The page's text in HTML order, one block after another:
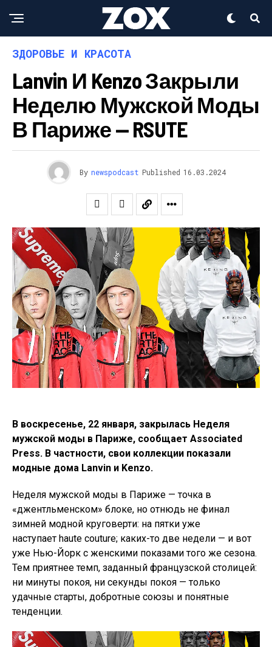
ЗДОРОВЬЕ И КРАСОТА
Lanvin И Kenzo Закрыли
Неделю Мужской Моды
В Париже — RSUTE
By newspodcast Published 16.03.2024
В воскресенье, 22 января, закрылась Неделя
мужской моды в Париже, сообщает Associated
Press. В частности, свои коллекции показали
модные дома Lanvin и Kenzo.
Неделя мужской моды в Париже — точка в
«джентльменском» блоке, но отнюдь не финал
зимней модной круговерти: на пятки уже
наступает haute couture; каких-то две недели — и вот
уже Нью-Йорк с женскими показами того же сезона.
Тем приятнее темп, заданный французской столицей:
ни минуты покоя, ни секунды покоя — только
удачные старты, добротные союзы и понятные
тенденции.